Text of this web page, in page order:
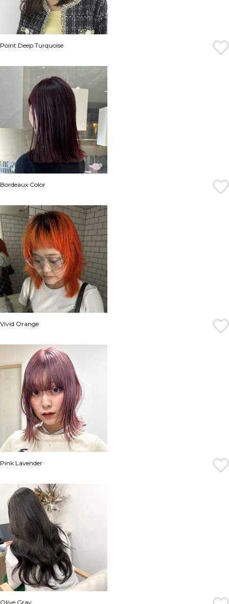
Point Deep Turquoise
Bordeaux Color
Vivid Orange
Pink Lavender
Olive Gray